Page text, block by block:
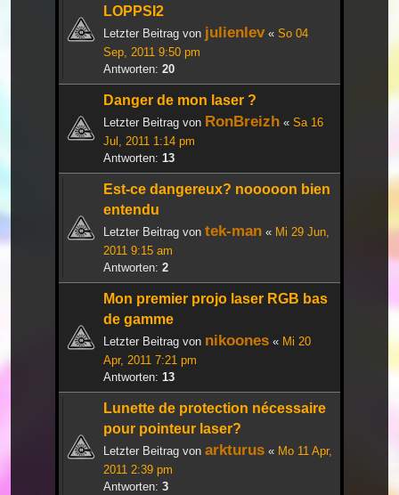
LOPPSI2
Letzter Beitrag von julienlev« So 04
Sep, 2011 9:50 pm
Antworten: 20
Danger de mon laser ?
Letzter Beitrag von RonBreizh « Sa 16
Jul, 2011 1:14 pm
Antworten: 13
Est-ce dangereux? nooooon bien
entendu
Letzter Beitrag von tek-man « Mi 29 Jun,
2011 9:15 am
Antworten: 2
Mon premier projo laser RGB bas
de gamme
Letzter Beitrag von nikoones « Mi 20
Apr, 2011 7:21 pm
Antworten: 13
Lunette de protection nécessaire
pour pointeur laser?
Letzter Beitrag von arkturus « Mo 11 Apr,
2011 2:39 pm
Antworten: 3